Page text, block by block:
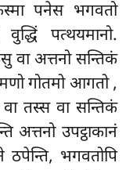
पनेस भगवतो
पत्थयमानो.
वा अत्तनो सन्तिकं
गोतमो आगतो,
तस्स वा सन्तिकं
अत्तनो उपट्ठाकानं
ठपेन्ति, भगवतोपि